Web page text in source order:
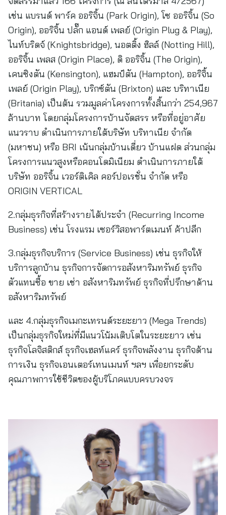
เช่น แบรนด์ พาร์ค ออริจิ้น (Park Origin), โซ ออริจิ้น (So
Origin), ออริจิ้น ปลั๊ก แอนด์ เพลย์ (Origin Plug & Play),
ไนท์บริดจ์ (Knightsbridge), นอตติ้ง ฮิลล์ (Notting Hill),
ออริจิ้น เพลส (Origin Place), ดิ ออริจิ้น (The Origin),
เคนซิงตัน (Kensington), แฮมป์ตัน (Hampton), ออริจิ้น
เพลย์ (Origin Play), บริกซ์ตัน (Brixton) และ บริทาเนีย
(Britania) เป็นต้น รวมมูลค่าโครงการทั้งสิ้นกว่า 254,967
ล้านบาท โดยกลุ่มโครงการบ้านจัดสรร หรือที่อยู่อาศัย
แนวราบ ดำเนินการภายใต้บริษัท บริทาเนีย จำกัด
(มหาชน) หรือ BRI เน้นกลุ่มบ้านเดี่ยว บ้านแฝด ส่วนกลุ่ม
โครงการแนวสูงหรือคอนโดมิเนียม ดำเนินการภายใต้
บริษัท ออริจิ้น เวอร์ติเคิล คอร์ปอเรชั่น จำกัด หรือ
ORIGIN VERTICAL
2.กลุ่มธุรกิจที่สร้างรายได้ประจำ (Recurring Income
Business) เช่น โรงแรม เซอร์วิสอพาร์ตเมนท์ ค้าปลีก
3.กลุ่มธุรกิจบริการ (Service Business) เช่น ธุรกิจให้
บริการลูกบ้าน ธุรกิจการจัดการอสังหาริมทรัพย์ ธุรกิจ
ตัวแทนซื้อ ขาย เช่า อสังหาริมทรัพย์ ธุรกิจที่ปรึกษาด้าน
อสังหาริมทรัพย์
และ 4.กลุ่มธุรกิจเมกะเทรนด์ระยะยาว (Mega Trends)
เป็นกลุ่มธุรกิจใหม่ที่มีแนวโน้มเติบโตในระยะยาว เช่น
ธุรกิจโลจิสติกส์ ธุรกิจเฮลท์แคร์ ธุรกิจพลังงาน ธุรกิจด้าน
การเงิน ธุรกิจเอนเตอร์เทนเมนท์ ฯลฯ เพื่อยกระดับ
คุณภาพการใช้ชีวิตของผู้บริโภคแบบครบวงจร